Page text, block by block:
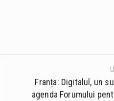
Franța: Digitalul, un
agenda Forumului